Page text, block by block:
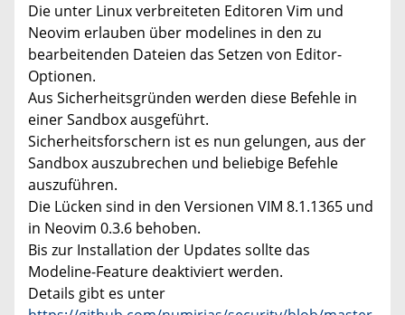
Die unter Linux verbreiteten Editoren Vim und
Neovim erlauben über modelines in den zu
bearbeitenden Dateien das Setzen von Editor-
Optionen.
Aus Sicherheitsgründen werden diese Befehle in
einer Sandbox ausgeführt.
Sicherheitsforschern ist es nun gelungen, aus der
Sandbox auszubrechen und beliebige Befehle
auszuführen.
Die Lücken sind in den Versionen VIM 8.1.1365 und
in Neovim 0.3.6 behoben.
Bis zur Installation der Updates sollte das
Modeline-Feature deaktiviert werden.
Details gibt es unter